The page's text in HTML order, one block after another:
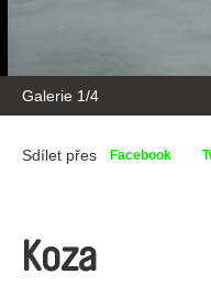
Galerie 2/4
Sdílet přes Facebook
Koza